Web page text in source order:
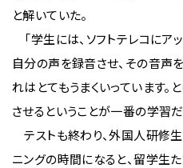
と解いていた。
「学生には、ソフトテレコに
自分の声を録音させ、その音声
れはとてもうまくいっています。
させるということが一番の学習だ
テストも終わり、外国人研修
ニングの時間になると、留学生